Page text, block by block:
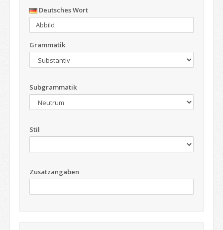
Deutsches Wort
Grammatik
Subgrammatik
Stil
Zusatzangaben